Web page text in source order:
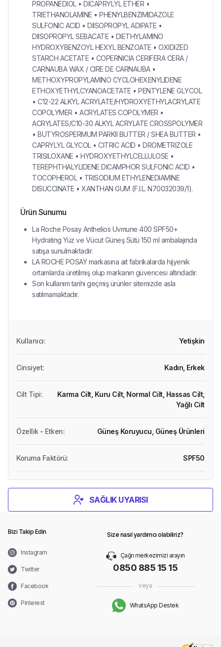
PROPANEDIOL • DICAPRYLYL ETHER •
TRIETHANOLAMINE • PHENYLBENZIMIDAZOLE
SULFONIC ACID • DIISOPROPYL ADIPATE •
DIISOPROPYL SEBACATE • DIETHYLAMINO
HYDROXYBENZOYL HEXYL BENZOATE • OXIDIZED
STARCH ACETATE • COPERNICIA CERIFERA CERA /
CARNAUBA WAX / CIRE DE CARNAUBA •
METHOXYPROPYLAMINO CYCLOHEXENYLIDENE
ETHOXYETHYLCYANOACETATE • PENTYLENE GLYCOL
• C12-22 ALKYL ACRYLATE/HYDROXYETHYLACRYLATE
COPOLYMER • ACRYLATES COPOLYMER •
ACRYLATES/C10-30 ALKYL ACRYLATE CROSSPOLYMER
• BUTYROSPERMUM PARKII BUTTER / SHEA BUTTER •
CAPRYLYL GLYCOL • CITRIC ACID • DROMETRIZOLE
TRISILOXANE • HYDROXYETHYLCELLULOSE •
TEREPHTHALYLIDENE DICAMPHOR SULFONIC ACID •
TOCOPHEROL • TRISODIUM ETHYLENEDIAMINE
DISUCCINATE • XANTHAN GUM (F.I.L. N70032039/1).
Ürün Sunumu
La Roche Posay Anthelios Uvmune 400 SPF50+
Hydrating Yüz ve Vücut Güneş Sütü 150 ml ambalajında
satışa sunulmaktadır.
LA ROCHE POSAY markasına ait fabrikalarda hijyenik
ortamlarda üretilmiş olup markanın güvencesi altındadır.
Son kullanım tarihi geçmiş ürünler sitemizde asla
satılmamaktadır.
Kullanıcı: Yetişkin
Cinsiyet: Kadın, Erkek
Cilt Tipi: Karma Cilt, Kuru Cilt, Normal Cilt, Hassas Cilt,
Yağlı Cilt
Özellik - Etken: Güneş Koruyucu, Güneş Ürünleri
Koruma Faktörü: SPF50
SAĞLIK UYARISI
Bizi Takip Edin
Instagram
Twitter
Facebook
Pinterest
Size nasıl yardımcı olabiliriz?
Çağrı merkezimizi arayın
0850 885 15 15
veya
WhatsApp Destek